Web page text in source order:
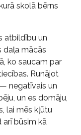
skolā bērns
atbildību un
daļa mācās
ko saucam par
Runājot
negatīvais un
un es domāju,
lai mēs kļūtu
arī būsim kā